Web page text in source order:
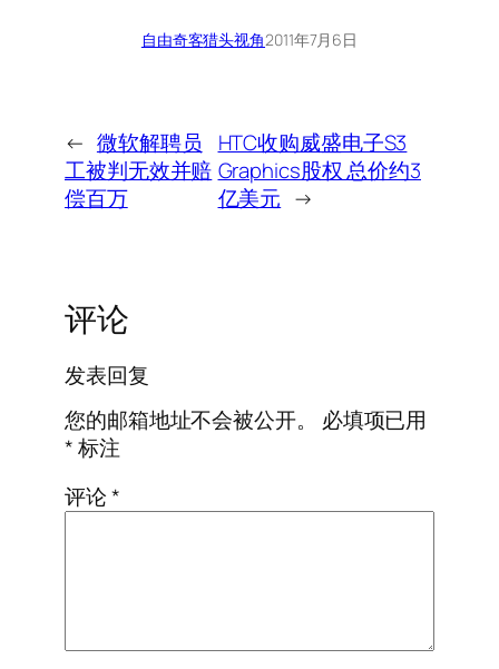
自由奇客猎头视角2011年7月6日
← 微软解聘员
工被判无效并赔
偿百万
HTC收购威盛电子S3
Graphics股权 总价约3
亿美元 →
评论
发表回复
您的邮箱地址不会被公开。
必填项已用
*标注
评论*